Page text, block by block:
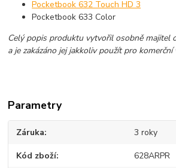
Pocketbook 632 Touch HD 3
Pocketbook 633 Color
Celý popis produktu vytvořil osobně majitel
a je zakázáno jej jakkoliv použít pro komerční
Parametry
Záruka 3 roky
Kód zboží 628ARPR